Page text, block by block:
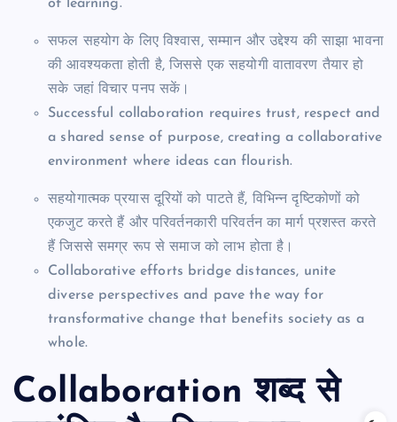
of learning.
सफल सहयोग के लिए विश्वास, सम्मान और उद्देश्य की साझा भावना
की आवश्यकता होती है, जिससे एक सहयोगी वातावरण तैयार हो
सके जहां विचार पनप सकें।
Successful collaboration requires trust, respect and
a shared sense of purpose, creating a collaborative
environment where ideas can flourish.
सहयोगात्मक प्रयास दूरियों को पाटते हैं, विभिन्न दृष्टिकोणों को
एकजुट करते हैं और परिवर्तनकारी परिवर्तन का मार्ग प्रशस्त करते
हैं जिससे समग्र रूप से समाज को लाभ होता है।
Collaborative efforts bridge distances, unite
diverse perspectives and pave the way for
transformative change that benefits society as a
whole.
Collaboration शब्द से